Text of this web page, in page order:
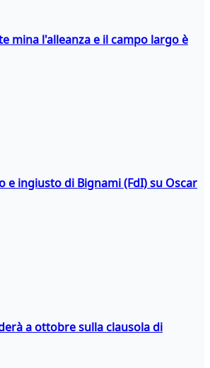
mina l'alleanza e il campo largo è
e ingiusto di Bignami (FdI) su Oscar
a ottobre sulla clausola di